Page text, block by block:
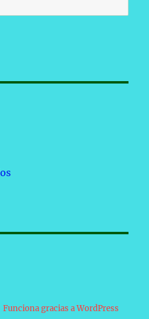
Funciona gracias a WordPress